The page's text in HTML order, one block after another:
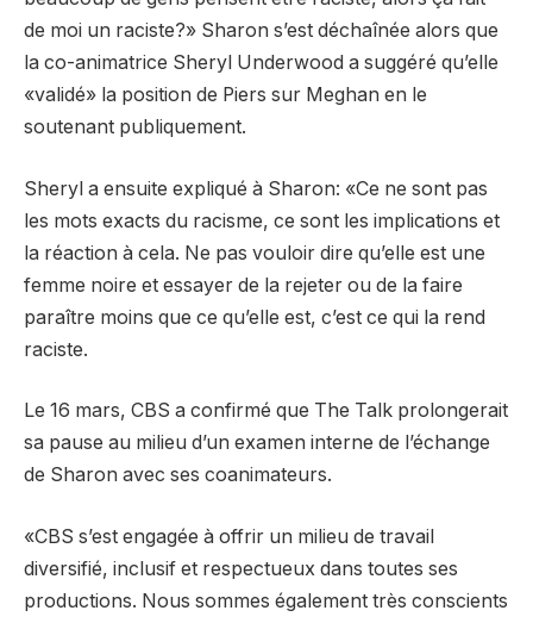
de moi un raciste?» Sharon s’est déchaînée alors que
la co-animatrice Sheryl Underwood a suggéré qu’elle
«validé» la position de Piers sur Meghan en le
soutenant publiquement.
Sheryl a ensuite expliqué à Sharon: «Ce ne sont pas
les mots exacts du racisme, ce sont les implications et
la réaction à cela. Ne pas vouloir dire qu’elle est une
femme noire et essayer de la rejeter ou de la faire
paraître moins que ce qu’elle est, c’est ce qui la rend
raciste.
Le 16 mars, CBS a confirmé que The Talk prolongerait
sa pause au milieu d’un examen interne de l’échange
de Sharon avec ses coanimateurs.
«CBS s’est engagée à offrir un milieu de travail
diversifié, inclusif et respectueux dans toutes ses
productions. Nous sommes également très conscients